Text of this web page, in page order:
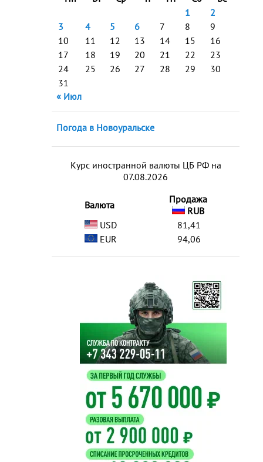
1
2
3
4 5 6 7 8
9
10
11 12 13 14 15
16
17
18 19 20 21 22
23
24
25 26 27 28 29
30
31
« Июл
Погода в Новоуральске
Курс иностранной валюты ЦБ РФ на
07.08.2026
Валюта
Продажа
RUB
USD
81,41
EUR
94,06